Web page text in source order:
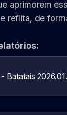
aprimorem
reflita, de
- Batatais